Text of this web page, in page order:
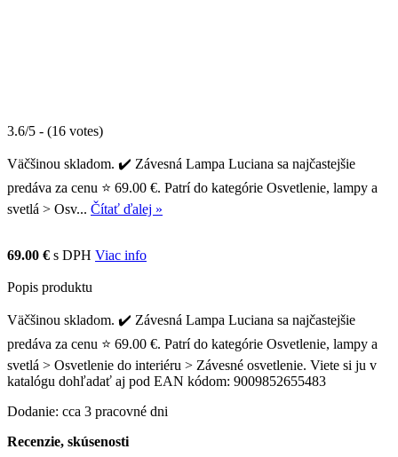
3.6/5 - (16 votes)
Väčšinou skladom. ✔️ Závesná Lampa Luciana sa najčastejšie
predáva za cenu ⭐ 69.00 €. Patrí do kategórie Osvetlenie, lampy a
svetlá > Osv... Čítať ďalej »
69.00 € s DPH Viac info
Popis produktu
Väčšinou skladom. ✔️ Závesná Lampa Luciana sa najčastejšie
predáva za cenu ⭐ 69.00 €. Patrí do kategórie Osvetlenie, lampy a
svetlá > Osvetlenie do interiéru > Závesné osvetlenie. Viete si ju v
katalógu dohľadať aj pod EAN kódom: 9009852655483
Dodanie: cca 3 pracovné dni
Recenzie, skúsenosti